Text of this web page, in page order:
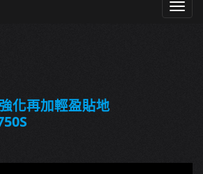
化再加輕盈貼地